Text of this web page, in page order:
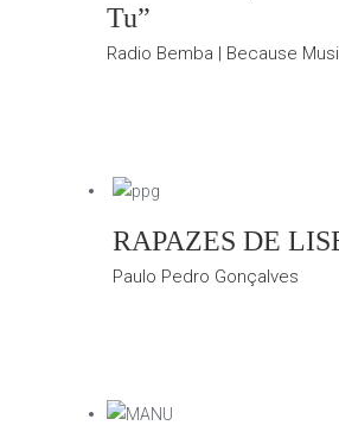
Tu”
Radio Bemba | Because
RAPAZES DE
Paulo Pedro Gonçalves